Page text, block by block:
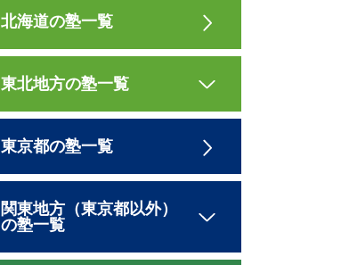
北海道の塾一覧
東北地方の塾一覧
東京都の塾一覧
関東地方（東京都以外）
の塾一覧